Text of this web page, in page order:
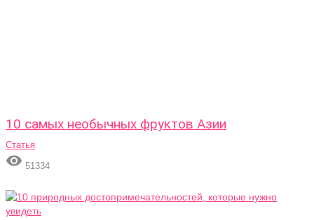
10 самых необычных фруктов Азии
Статья
 51334